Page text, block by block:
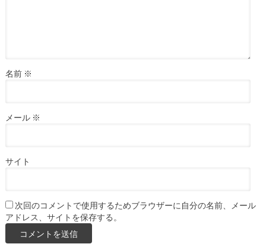
名前 ※
メール ※
サイト
次回のコメントで使用するためブラウザーに自分の名前、メール
アドレス、サイトを保存する。